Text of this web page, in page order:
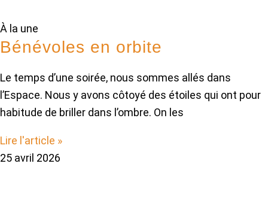
À la une
Bénévoles en orbite
Le temps d’une soirée, nous sommes allés dans
l’Espace. Nous y avons côtoyé des étoiles qui ont pour
habitude de briller dans l’ombre. On les
Lire l'article »
25 avril 2026